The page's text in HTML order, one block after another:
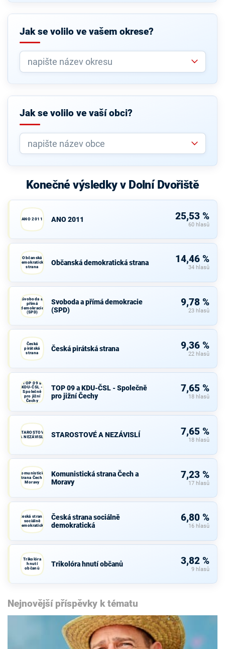
Jak se volilo ve vašem okrese?
Jak se volilo ve vaší obci?
Konečné výsledky v Dolní Dvořiště
ANO 2011 ANO 2011 25,53 %
60 hlasů
Občanská
demokratická
strana
Občanská demokratická strana 14,46 %
34 hlasů
Svoboda a
přímá
demokracie
(SPD)
Svoboda a přímá demokracie
(SPD)
9,78 %
23 hlasů
Česká
pirátská
strana
Česká pirátská strana 9,36 %
22 hlasů
TOP 09 a
KDU-ČSL -
Společně
pro jižní
Čechy
TOP 09 a KDU-ČSL - Společně
pro jižní Čechy
7,65 %
18 hlasů
STAROSTOVÉ
A NEZÁVISLÍ
STAROSTOVÉ A NEZÁVISLÍ 7,65 %
18 hlasů
Komunistická
strana Čech a
Moravy
Komunistická strana Čech a
Moravy
7,23 %
17 hlasů
Česká strana
sociálně
demokratická
Česká strana sociálně
demokratická
6,80 %
16 hlasů
Trikolóra
hnutí
občanů
Trikolóra hnutí občanů 3,82 %
9 hlasů
Nejnovější příspěvky k tématu